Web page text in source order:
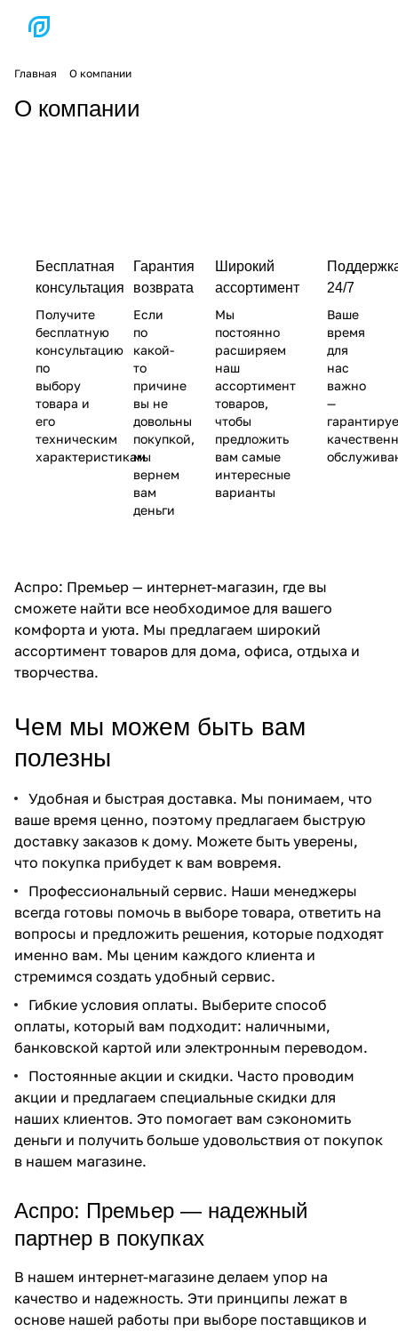
Главная О компании
О компании
Бесплатная
консультация
Получите
бесплатную
консультацию
по
выбору
товара и
его
техническим
характеристикам
Гарантия
возврата
Если
по
какой-
то
причине
вы не
довольны
покупкой,
мы
вернем
вам
деньги
Широкий
ассортимент
Мы
постоянно
расширяем
наш
ассортимент
товаров,
чтобы
предложить
вам самые
интересные
варианты
24/7
Ваше
время
для
нас
важно
—
Аспро: Премьер — интернет-магазин, где вы
сможете найти все необходимое для вашего
комфорта и уюта. Мы предлагаем широкий
ассортимент товаров для дома, офиса, отдыха и
творчества.
Чем мы можем быть вам
полезны
Удобная и быстрая доставка. Мы понимаем, что
ваше время ценно, поэтому предлагаем быструю
доставку заказов к дому. Можете быть уверены,
что покупка прибудет к вам вовремя.
Профессиональный сервис. Наши менеджеры
всегда готовы помочь в выборе товара, ответить на
вопросы и предложить решения, которые подходят
именно вам. Мы ценим каждого клиента и
стремимся создать удобный сервис.
Гибкие условия оплаты. Выберите способ
оплаты, который вам подходит: наличными,
банковской картой или электронным переводом.
Постоянные акции и скидки. Часто проводим
акции и предлагаем специальные скидки для
наших клиентов. Это помогает вам сэкономить
деньги и получить больше удовольствия от покупок
в нашем магазине.
Аспро: Премьер — надежный
партнер в покупках
В нашем интернет-магазине делаем упор на
качество и надежность. Эти принципы лежат в
основе нашей работы при выборе поставщиков и